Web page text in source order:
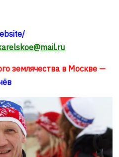
землячества в Москве —